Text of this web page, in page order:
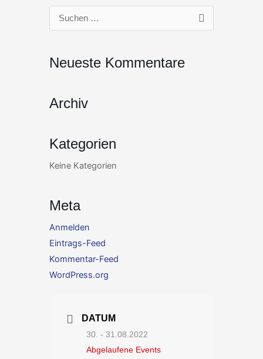
Suchen
Neueste Kommentare
Archiv
Kategorien
Keine Kategorien
Meta
Anmelden
Eintrags-Feed
Kommentar-Feed
WordPress.org
DATUM
30. - 31.08.2022
Abgelaufene Events